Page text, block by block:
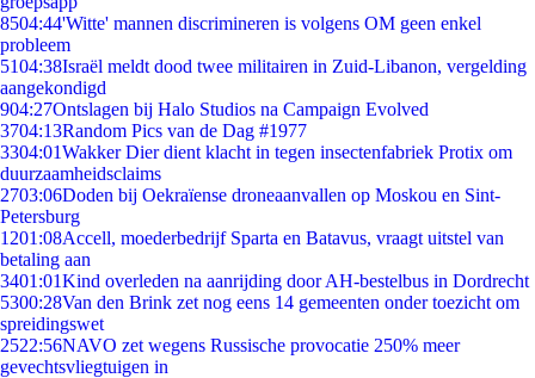
8504:44'Witte' mannen discrimineren is volgens OM geen enkel
probleem
5104:38Israël meldt dood twee militairen in Zuid-Libanon, vergelding
aangekondigd
904:27Ontslagen bij Halo Studios na Campaign Evolved
3704:13Random Pics van de Dag #1977
3304:01Wakker Dier dient klacht in tegen insectenfabriek Protix om
duurzaamheidsclaims
2703:06Doden bij Oekraïense droneaanvallen op Moskou en Sint-
Petersburg
1201:08Accell, moederbedrijf Sparta en Batavus, vraagt uitstel van
betaling aan
3401:01Kind overleden na aanrijding door AH-bestelbus in Dordrecht
5300:28Van den Brink zet nog eens 14 gemeenten onder toezicht om
spreidingswet
2522:56NAVO zet wegens Russische provocatie 250% meer
gevechtsvliegtuigen in